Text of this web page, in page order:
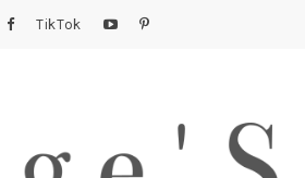
TikTok